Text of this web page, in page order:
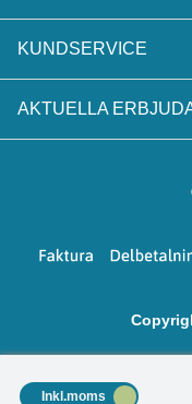
KUNDSERVICE
AKTUELLA
Inkl.moms